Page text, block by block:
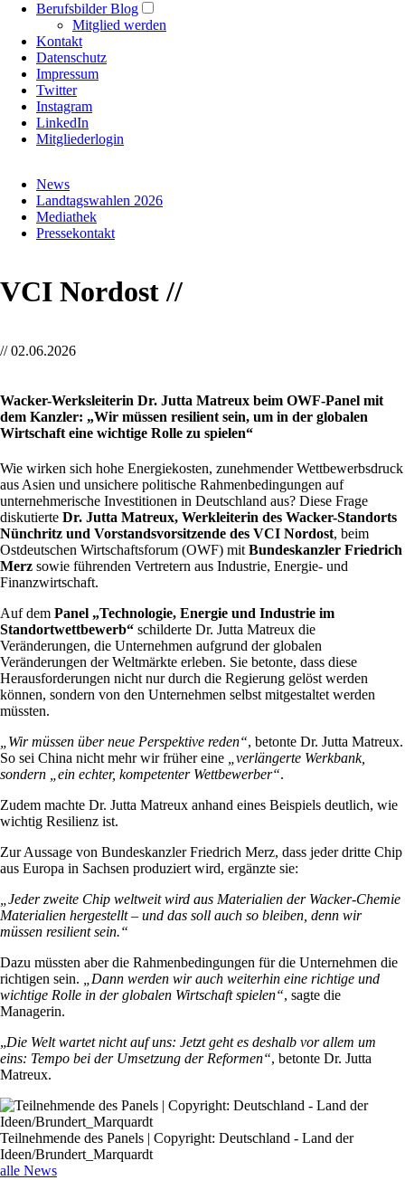
Berufsbilder Blog
Mitglied werden
Kontakt
Datenschutz
Impressum
Twitter
Instagram
LinkedIn
Mitgliederlogin
überspringen
News
Landtagswahlen 2026
Mediathek
Pressekontakt
VCI Nordost //
//02.06.2026
Wacker-Werksleiterin Dr. Jutta Matreux beim OWF-Panel mit
dem Kanzler: „Wir müssen resilient sein, um in der globalen
Wirtschaft eine wichtige Rolle zu spielen“
Wie wirken sich hohe Energiekosten, zunehmender Wettbewerbsdruck
aus Asien und unsichere politische Rahmenbedingungen auf
unternehmerische Investitionen in Deutschland aus? Diese Frage
diskutierte Dr. Jutta Matreux, Werkleiterin des Wacker-Standorts
Nünchritz und Vorstandsvorsitzende des VCI Nordost, beim
Ostdeutschen Wirtschaftsforum (OWF) mitBundeskanzler Friedrich
Merz sowie führenden Vertretern aus Industrie, Energie- und
Finanzwirtschaft.
Auf dem Panel „Technologie, Energie und Industrie im
Standortwettbewerb“ schilderte Dr. Jutta Matreux die
Veränderungen, die Unternehmen aufgrund der globalen
Veränderungen der Weltmärkte erleben. Sie betonte, dass diese
Herausforderungen nicht nur durch die Regierung gelöst werden
können, sondern von den Unternehmen selbst mitgestaltet werden
müssten.
„Wir müssen über neue Perspektive reden“, betonte Dr. Jutta Matreux.
So sei China nicht mehr wir früher eine „verlängerte Werkbank,
sondern „ein echter, kompetenter Wettbewerber“.
Zudem machte Dr. Jutta Matreux anhand eines Beispiels deutlich, wie
wichtig Resilienz ist.
Zur Aussage von Bundeskanzler Friedrich Merz, dass jeder dritte Chip
aus Europa in Sachsen produziert wird, ergänzte sie:
„Jeder zweite Chip weltweit wird aus Materialien der Wacker-Chemie
Materialien hergestellt – und das soll auch so bleiben, denn wir
müssen resilient sein.“
Dazu müssten aber die Rahmenbedingungen für die Unternehmen die
richtigen sein. „Dann werden wir auch weiterhin eine richtige und
wichtige Rolle in der globalen Wirtschaft spielen“, sagte die
Managerin.
„Die Welt wartet nicht auf uns: Jetzt geht es deshalb vor allem um
eins: Tempo bei der Umsetzung der Reformen“, betonte Dr. Jutta
Matreux.
Teilnehmende des Panels | Copyright: Deutschland - Land der
Ideen/Brundert_Marquardt
alle News